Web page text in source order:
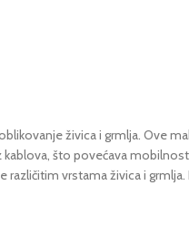
živica i grmlja. Ove
kablova, što povećava
vrstama živica i grmlja.